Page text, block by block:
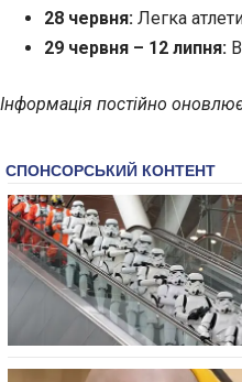
28 червня: Легка
29 червня – 12 липня:
Інформація постійно